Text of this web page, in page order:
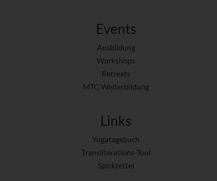
Events
Ausbildung
Workshops
Retreats
MTC Weiterbildung
Links
Yogatagebuch
Transliterations-Tool
Spickzettel